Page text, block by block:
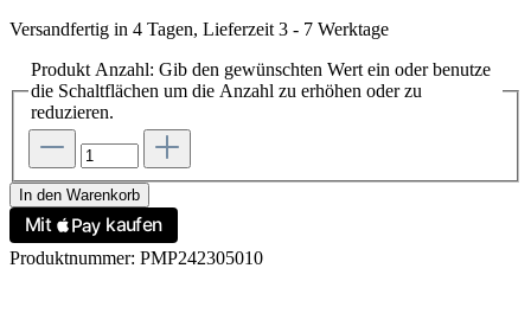
Versandfertig in 4 Tagen, Lieferzeit 3 - 7 Werktage
Produkt Anzahl: Gib den gewünschten Wert ein oder benutze
die Schaltflächen um die Anzahl zu erhöhen oder zu
reduzieren.
In den Warenkorb
Produktnummer: PMP242305010